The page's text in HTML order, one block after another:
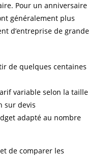
Pour un anniversaire
généralement plus
d’entreprise de grande
de quelques centaines
variable selon la taille
sur devis
adapté au nombre
de comparer les